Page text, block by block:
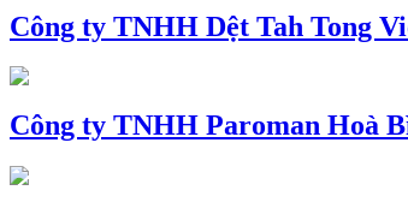
Công ty TNHH Dệt Tah Tong
Công ty TNHH Paroman Hoà